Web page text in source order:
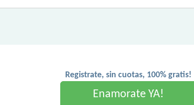
Registrate, sin cuotas, 100% gratis!
Enamorate YA!